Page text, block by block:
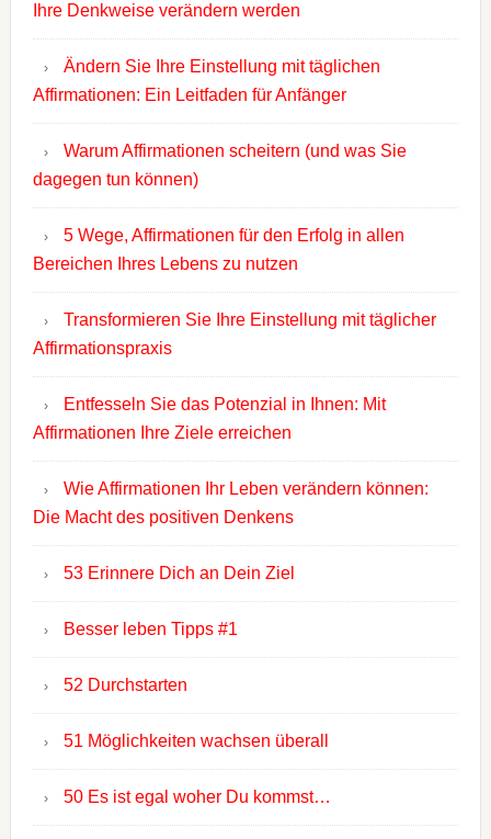
Ihre Denkweise verändern werden
Ändern Sie Ihre Einstellung mit täglichen
Affirmationen: Ein Leitfaden für Anfänger
Warum Affirmationen scheitern (und was Sie
dagegen tun können)
5 Wege, Affirmationen für den Erfolg in allen
Bereichen Ihres Lebens zu nutzen
Transformieren Sie Ihre Einstellung mit täglicher
Affirmationspraxis
Entfesseln Sie das Potenzial in Ihnen: Mit
Affirmationen Ihre Ziele erreichen
Wie Affirmationen Ihr Leben verändern können:
Die Macht des positiven Denkens
53 Erinnere Dich an Dein Ziel
Besser leben Tipps #1
52 Durchstarten
51 Möglichkeiten wachsen überall
50 Es ist egal woher Du kommst…